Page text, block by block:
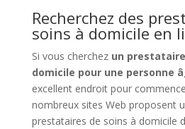
Recherchez des
soins à domicile en
Si vous cherchez un
domicile pour une personne
excellent endroit pour
nombreux sites Web proposent
prestataires de soins à domicile